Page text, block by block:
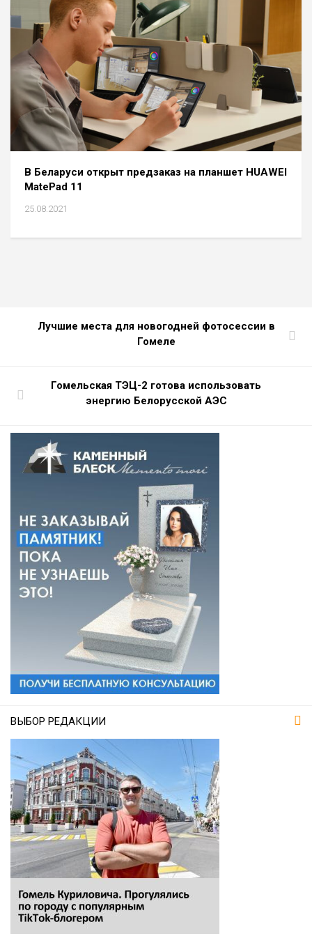
В Беларуси открыт предзаказ на планшет HUAWEI
MatePad 11
25.08.2021
Лучшие места для новогодней фотосессии в
Гомеле
Гомельская ТЭЦ-2 готова использовать
энергию Белорусской АЭС
ВЫБОР РЕДАКЦИИ